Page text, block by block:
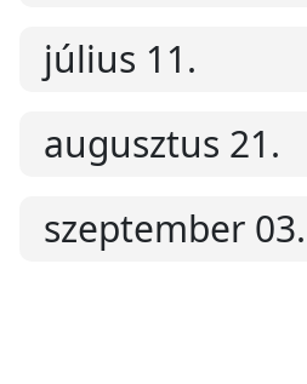
július 11.
augusztus 21.
szeptember 03.